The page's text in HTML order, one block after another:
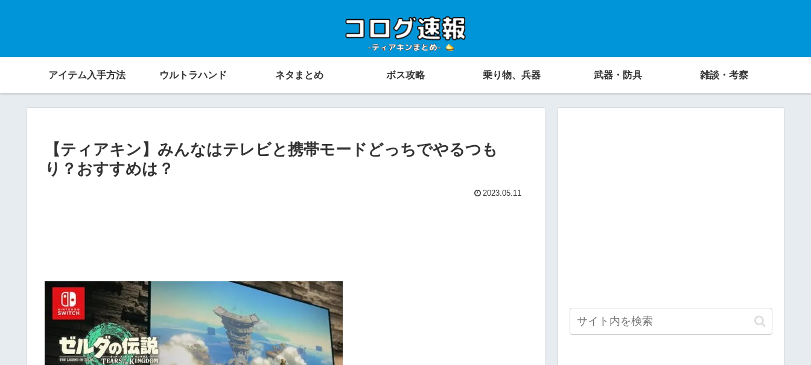
アイテム入手方法 ウルトラハンド ネタまとめ ボス攻略 乗り物、兵器 武器・防具 雑談・考察
【ティアキン】みんなはテレビと携帯モードどっちでやるつも
り？おすすめは？
2023.05.11